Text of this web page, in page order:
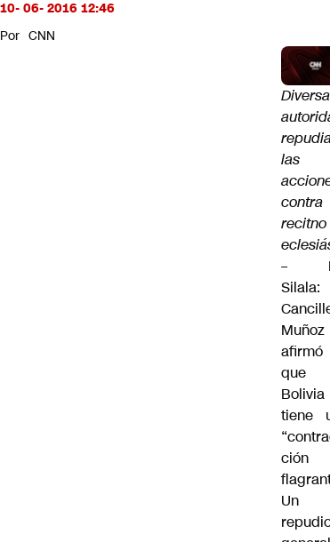
Programas completos
Servicios
10- 06- 2016 12:46
Por CNN
las
recitno
–
Silala:
Muñoz
afirmó
que
Bolivia
tiene
ción
Un